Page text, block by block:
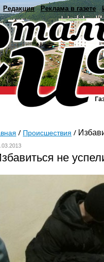
Редакция Реклама в газете
Происшествия
не